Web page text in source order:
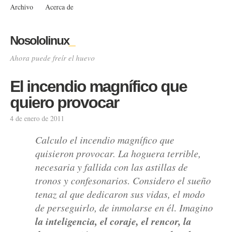
Archivo Acerca de
Nosololinux_
Ahora puede freír el huevo
El incendio magnífico que
quiero provocar
4 de enero de 2011
Calculo el incendio magnífico que
quisieron provocar. La hoguera terrible,
necesaria y fallida con las astillas de
tronos y confesonarios. Considero el sueño
tenaz al que dedicaron sus vidas, el modo
de perseguirlo, de inmolarse en él. Imagino
la inteligencia, el coraje, el rencor, la